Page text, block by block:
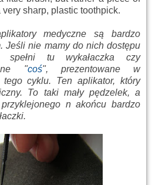
very sharp, plastic toothpick.
medyczne są bardzo
Jeśli nie mamy do nich dostępu
tu wykałaczka czy
"coś", prezentowane w
cyklu. Ten aplikator, który
To taki mały pędzelek, a
n akońcu bardzo